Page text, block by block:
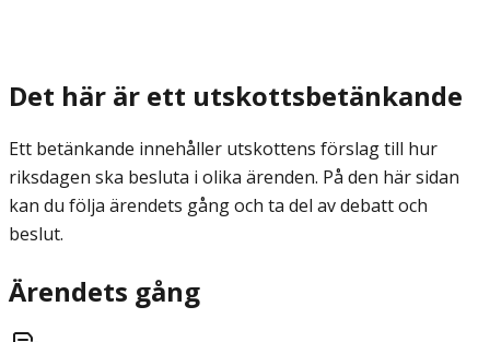
Det här är ett utskottsbetänkande
Ett betänkande innehåller utskottens förslag till hur
riksdagen ska besluta i olika ärenden. På den här sidan
kan du följa ärendets gång och ta del av debatt och
beslut.
Ärendets gång